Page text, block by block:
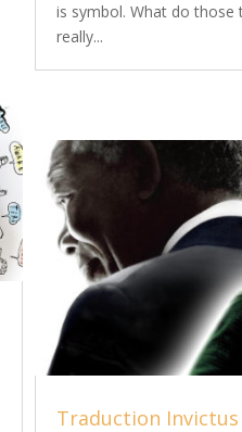
is symbol. What do those
really...
Traduction Invictus